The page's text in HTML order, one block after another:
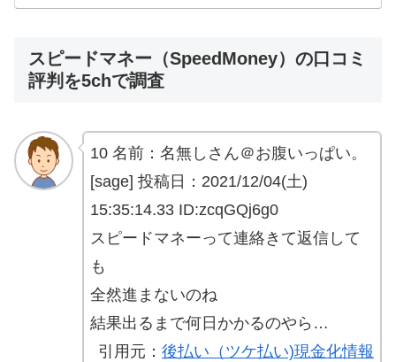
スピードマネー（SpeedMoney）の口コミ
評判を5chで調査
10 名前：名無しさん＠お腹いっぱい。
[sage] 投稿日：2021/12/04(土)
15:35:14.33 ID:zcqGQj6g0
スピードマネーって連絡きて返信して
も
全然進まないのね
結果出るまで何日かかるのやら…
引用元： 後払い（ツケ払い)現金化情報